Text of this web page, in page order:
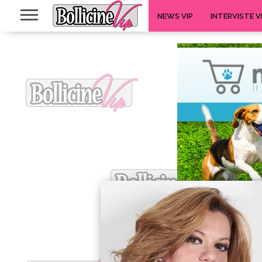
NEWS VIP INTERVISTE